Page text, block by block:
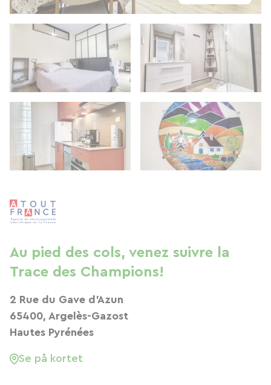
Au pied des cols, venez suivre la
Trace des Champions!
2 Rue du Gave d'Azun
65400, Argelès-Gazost
Hautes Pyrénées
Se på kortet